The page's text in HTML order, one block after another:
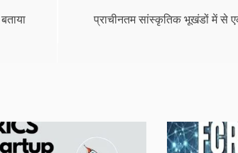
प्राचीनतम सांस्कृतिक भूखंडों में से